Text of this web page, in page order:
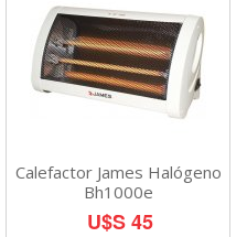
Calefactor James Halógeno
Bh1000e
U$S 45